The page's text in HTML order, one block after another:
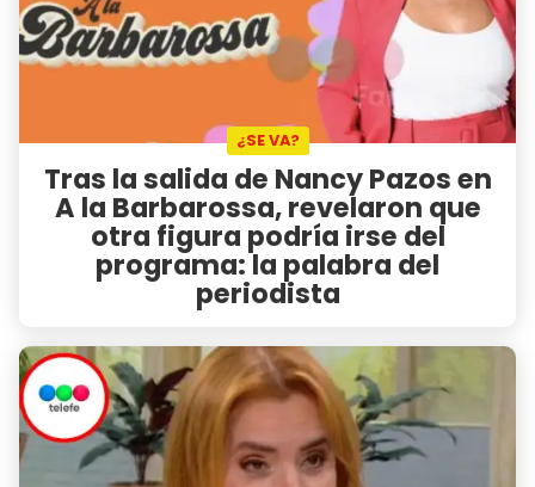
¿SE VA?
Tras la salida de Nancy Pazos en
A la Barbarossa, revelaron que
otra figura podría irse del
programa: la palabra del
periodista